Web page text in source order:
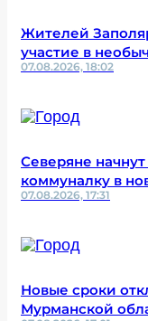
Жителей
участие в
07.08.2026, 18:02
Северяне
коммуналку в
07.08.2026, 17:31
Новые сроки
Мурманской